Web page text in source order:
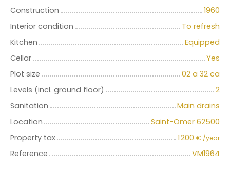
Construction
1960
Interior condition
To refresh
Kitchen
Equipped
Cellar
Yes
Plot size
02 a 32 ca
Levels (incl. ground floor)
2
Sanitation
Main drains
Location
Saint-Omer 62500
Property tax
1 200 € /year
Reference VM1964